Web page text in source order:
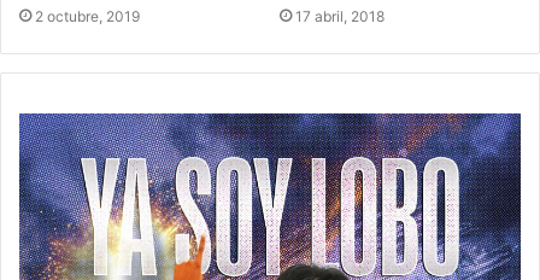
2 octubre, 2019 17 abril, 2018